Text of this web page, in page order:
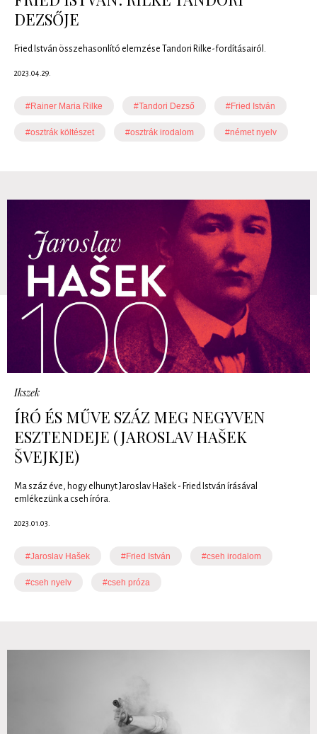
DEZSŐJE
Fried István összehasonlító elemzése Tandori Rilke-fordításairól.
2023.04.29.
#Rainer Maria Rilke #Tandori Dezső #Fried István
#osztrák költészet #osztrák irodalom #német nyelv
Ikszek
ÍRÓ ÉS MŰVE SZÁZ MEG NEGYVEN
ESZTENDEJE (JAROSLAV HAŠEK
ŠVEJKJE)
Ma száz éve, hogy elhunyt Jaroslav Hašek - Fried István írásával
emlékezünk a cseh íróra.
2023.01.03.
#Jaroslav Hašek #Fried István #cseh irodalom
#cseh nyelv #cseh próza